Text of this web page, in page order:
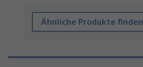
Ähnliche Produkte finden